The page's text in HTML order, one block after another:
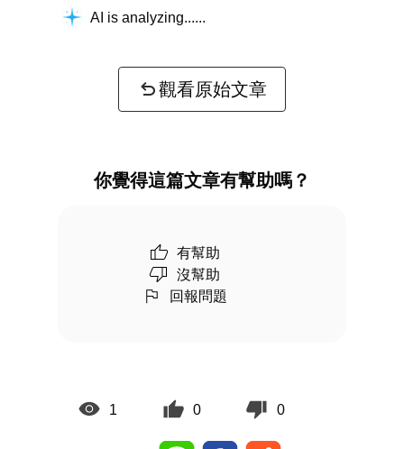
AI is analyzing...
觀看原始文章
你覺得這篇文章有幫助嗎？
有幫助
沒幫助
回報問題
1 0 0